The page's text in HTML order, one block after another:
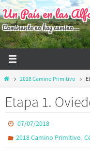
Ir
al
contenido
Un País en las
Caminante no hay camino...
Inicio2018 Camino Primitivo
Etapa 1.
07/07/2018
2018 Camino Primitivo,